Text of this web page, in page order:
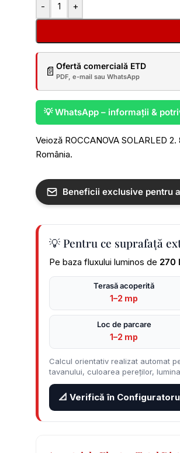
- +
📄 Ofertă comercială ETD
PDF, e-mail sau WhatsApp
💡 WhatsApp – informații &
Veioză ROCCANOVA SOLARLED
România.
Beneficii exclusive pentru
💡 Pentru ce suprafață
Pe baza fluxului luminos de 270
Terasă acoperită
1–2 mp
Loc de parcare
1–2 mp
Calcul orientativ realizat automat
tavanului, culoarea pereților,
📐 Verifică în